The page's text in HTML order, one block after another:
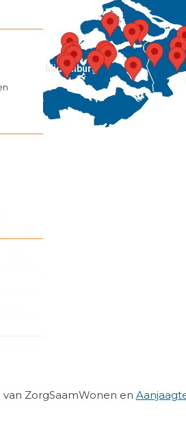
ZorgSaamWonen en